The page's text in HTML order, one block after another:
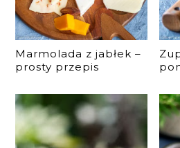
Marmolada z jabłek –
prosty przepis